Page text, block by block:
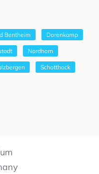
Bentheim Dorenkamp
Nordhorn
Schotthock